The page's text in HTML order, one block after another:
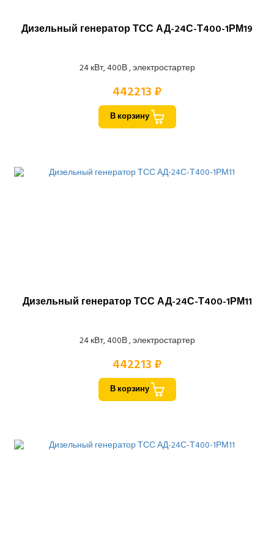
Дизельный генератор ТСС АД-24С-Т400-1РМ19
24 кВт, 400В , электростартер
442213 ₽
В корзину
Дизельный генератор ТСС АД-24С-Т400-1РМ11
24 кВт, 400В , электростартер
442213 ₽
В корзину